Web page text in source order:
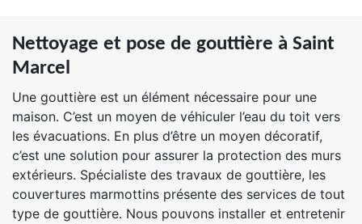
Nettoyage et pose de gouttière à Saint
Marcel
Une gouttière est un élément nécessaire pour une
maison. C’est un moyen de véhiculer l’eau du toit vers
les évacuations. En plus d’être un moyen décoratif,
c’est une solution pour assurer la protection des murs
extérieurs. Spécialiste des travaux de gouttière, les
couvertures marmottins présente des services de tout
type de gouttière. Nous pouvons installer et entretenir